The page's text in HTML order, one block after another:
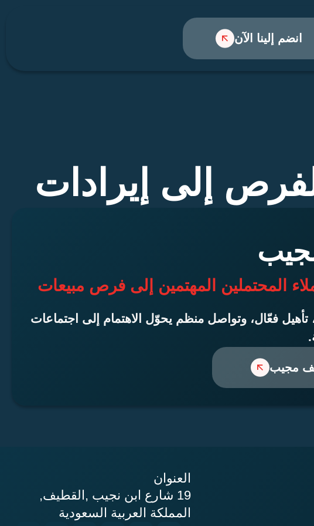
انضم إلينا الآن
إلى إيرادات
المحتملين المهتمين إلى فرص مبيعات
تأهيل فعّال، وتواصل منظم يحوّل الاهتمام إلى اجتماعات
مجيب
العنوان
19 شارع ابن نجيب ,القطيف,
المملكة العربية السعودية